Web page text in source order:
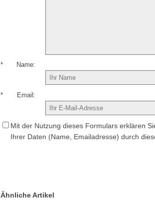
Name
*
Email
*
Mit der Nutzung dieses Formulars erklären
Ihrer Daten (Name, Emailadresse) durch
Ähnliche Artikel